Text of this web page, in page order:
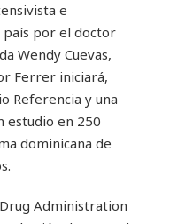
e
país por el doctor
Wendy Cuevas,
Ferrer iniciará,
Referencia y una
estudio en 250
dominicana de
Administration